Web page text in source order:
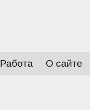
Работа О сайте